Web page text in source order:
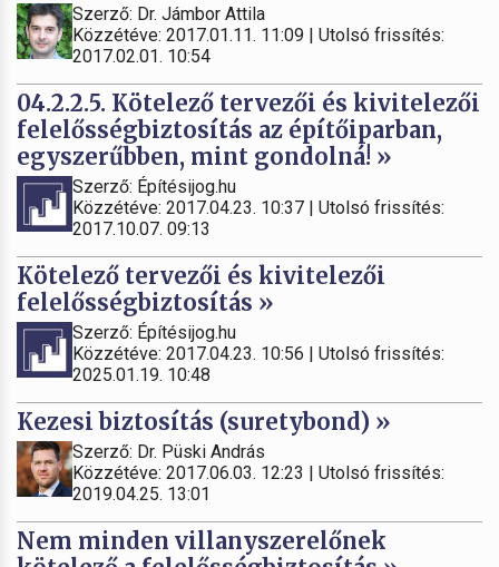
Szerző: Dr. Jámbor Attila
Közzétéve: 2017.01.11. 11:09 | Utolsó frissítés:
2017.02.01. 10:54
04.2.2.5. Kötelező tervezői és kivitelezői
felelősségbiztosítás az építőiparban,
egyszerűbben, mint gondolná! »
Szerző: Építésijog.hu
Közzétéve: 2017.04.23. 10:37 | Utolsó frissítés:
2017.10.07. 09:13
Kötelező tervezői és kivitelezői
felelősségbiztosítás »
Szerző: Építésijog.hu
Közzétéve: 2017.04.23. 10:56 | Utolsó frissítés:
2025.01.19. 10:48
Kezesi biztosítás (suretybond) »
Szerző: Dr. Püski András
Közzétéve: 2017.06.03. 12:23 | Utolsó frissítés:
2019.04.25. 13:01
Nem minden villanyszerelőnek